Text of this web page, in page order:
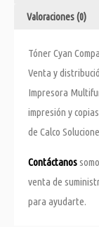
Valoraciones (0)
Tóner Cyan
Venta y
Impresora
impresión y
de Calco
Contáctanos
venta de
para ayudarte.